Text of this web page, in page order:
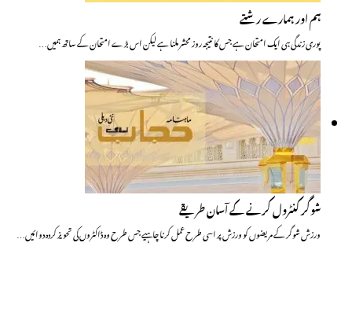
ہم اور ہمارے رشتے
پوری زندگی ہی ایک امتحان ہے جس کا نتیجہ روز محشر ملنا ہے لیکن اس بڑے امتحان کے ساتھ ہمیں…
شوگر کنٹرول کرنے کے آسان طریقے
ورزش شوگر کے مریضوں کو ورزش پر اسی طرح عمل کرنا چاہیے جس طرح وہ ڈاکٹروں کی تحویز کردہ دوائیں…